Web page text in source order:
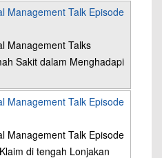
Management Talk Episode
Management Talks
Sakit dalam Menghadapi
Management Talk Episode
Management Talk Episode
di tengah Lonjakan